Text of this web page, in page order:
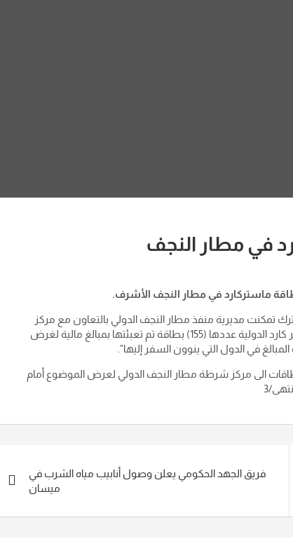
تمكنت مديرية منفذ مطار النجف الدولي بالتعاون مع مركز
الجمرك المدني من ضبط سبعة مسافرين وبحوزتهم بطاقة ماستر كارد الدولية عددها (155) بطاقة تم تعبئتها بمبالغ مالية لغرض
في الدول التي ينوون السفر إليها".
الى مركز شرطة مطار النجف الدولي لعرض الموضوع أمام
3
فريق الجهد الحكومي يعلن وصول أنابيب مياه الشرب في
ميسان